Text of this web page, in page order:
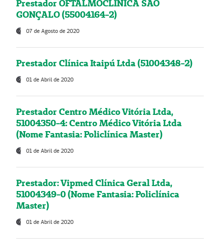
Prestador OFTALMOCLÍNICA SÃO
GONÇALO (55004164-2)
07 de Agosto de 2020
Prestador Clínica Itaipú Ltda (51004348-2)
01 de Abril de 2020
Prestador Centro Médico Vitória Ltda,
51004350-4: Centro Médico Vitória Ltda
(Nome Fantasia: Policlínica Master)
01 de Abril de 2020
Prestador: Vipmed Clínica Geral Ltda,
51004349-0 (Nome Fantasia: Policlínica
Master)
01 de Abril de 2020